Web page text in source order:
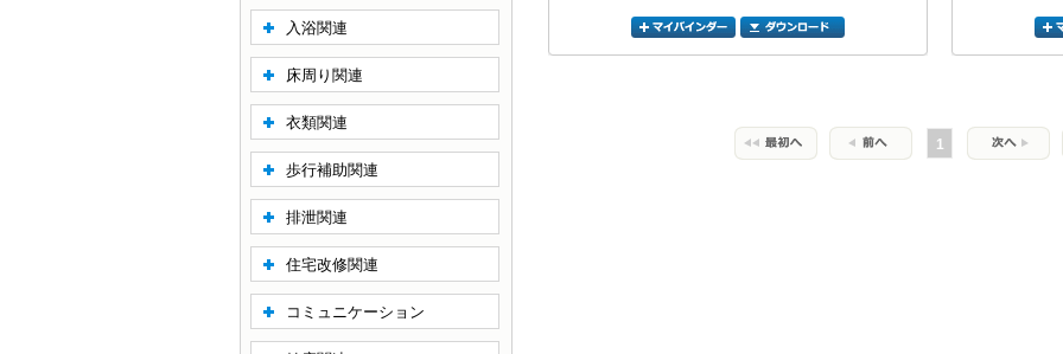
1
入浴関連
床周り関連
衣類関連
歩行補助関連
排泄関連
住宅改修関連
コミュニケーション